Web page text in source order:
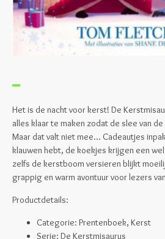
Het is de nacht voor kerst! De
alles klaar te maken zodat de slee van
Maar dat valt niet mee... Cadeautjes
klauwen hebt, de koekjes krijgen een
zelfs de kerstboom versieren blijkt
grappig en warm avontuur voor lezers
Productdetails:
Categorie: Prentenboek, Kerst
Serie: De Kerstmisaurus